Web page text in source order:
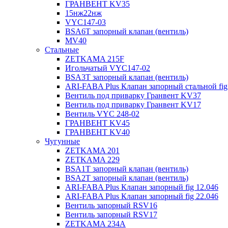
ГРАНВЕНТ KV35
15нж22нж
VYC147-03
BSA6T запорный клапан (вентиль)
MV40
Стальные
ZETKAMA 215F
Игольчатый VYC147-02
BSA3T запорный клапан (вентиль)
ARI-FABA Plus Клапан запорный стальной
Вентиль под приварку Гранвент KV37
Вентиль под приварку Гранвент KV17
Вентиль VYC 248-02
ГРАНВЕНТ KV45
ГРАНВЕНТ KV40
Чугунные
ZETKAMA 201
ZETKAMA 229
BSA1T запорный клапан (вентиль)
BSA2T запорный клапан (вентиль)
ARI-FABA Plus Клапан запорный fig 12.046
ARI-FABA Plus Клапан запорный fig 22.046
Вентиль запорный RSV16
Вентиль запорный RSV17
ZETKAMA 234A